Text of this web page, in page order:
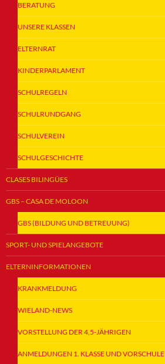
BERATUNG
UNSERE KLASSEN
ELTERNRAT
KINDERPARLAMENT
SCHULREGELN
SCHULRUNDGANG
SCHULVEREIN
SCHULGESCHICHTE
CLASES BILINGÜES
GBS – CASA DE MOLOON
GBS (BILDUNG UND BETREUUNG)
SPORT- UND SPIELANGEBOTE
ELTERNINFORMATIONEN
KRANKMELDUNG
WIELAND-NEWS
VORSTELLUNG DER 4,5-JÄHRIGEN
ANMELDUNGEN 1. KLASSE UND VORSCHULE